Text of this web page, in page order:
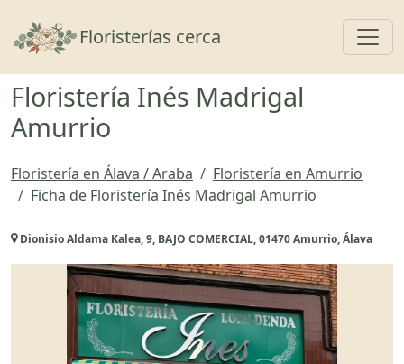
Floristerías cerca
Floristería Inés Madrigal
Amurrio
Floristería en Álava / Araba
Floristería en Amurrio
Ficha de Floristería Inés Madrigal Amurrio
Dionisio Aldama Kalea, 9, BAJO COMERCIAL, 01470 Amurrio, Álava